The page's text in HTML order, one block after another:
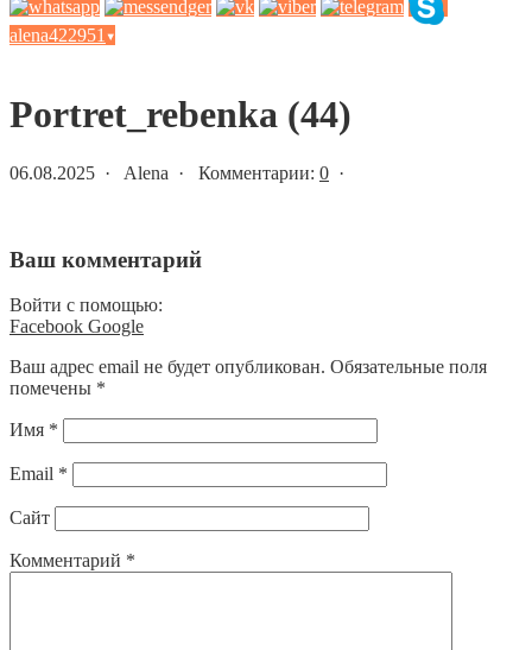
alena422951 ▾
Portret_rebenka (44)
06.08.2025 · Alena · Комментарии: 0 ·
Ваш комментарий
Войти с помощью:
Facebook Google
Ваш адрес email не будет опубликован. Обязательные поля
помечены *
Имя *
Email *
Сайт
Комментарий *